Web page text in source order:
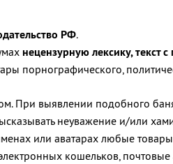
РФ.
нецензурную лексику,
порнографического,
При выявлении подобного
неуважение и/или
или аватарах любые
кошельков,